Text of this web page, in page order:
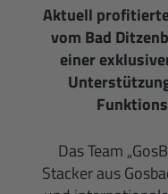
Aktuell
vom Bad
einer
Das Team
Stacker aus